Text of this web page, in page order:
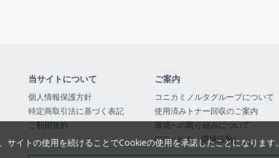
当サイトについて
個人情報保護方針
特定商取引法に基づく表記
ご利用規約
ご案内
コニカミノルタグループについて
使用済みトナー回収のご案内
環境への取り組みについて
CSR（社会・環境活動）
イトの使用を続けることでCookieの使用を承諾したことになります。